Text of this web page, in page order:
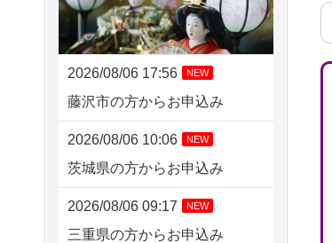
2026/08/06 17:56 NEW
藤沢市の方からお申込み
2026/08/06 10:06 NEW
茨城県の方からお申込み
2026/08/06 09:17 NEW
三重県の方からお申込み